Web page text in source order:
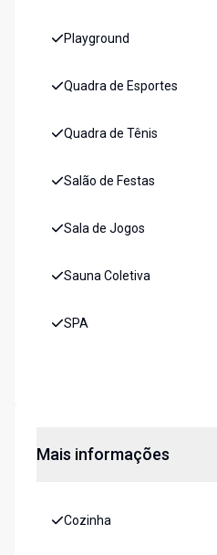
Playground
Quadra de Esportes
Quadra de Tênis
Salão de Festas
Sala de Jogos
Sauna Coletiva
SPA
Mais informações
Cozinha